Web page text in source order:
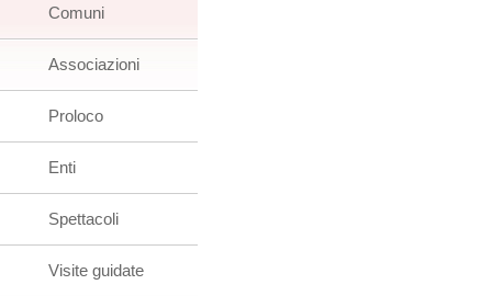
Comuni
Associazioni
Proloco
Enti
Spettacoli
Visite guidate